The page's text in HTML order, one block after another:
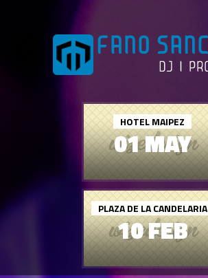
01 MAY
HOTEL MAIPEZ
10 FEB
PLAZA DE LA CANDELARIA